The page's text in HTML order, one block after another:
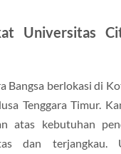
Universitas
Bangsa berlokasi di
Tenggara Timur.
atas kebutuhan
dan terjangkau.